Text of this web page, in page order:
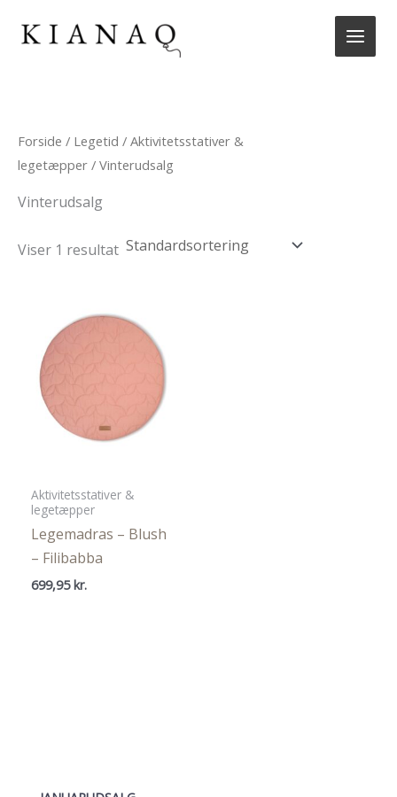
Forside / Legetid / Aktivitetsstativer &
legetæpper / Vinterudsalg
Vinterudsalg
Viser 1 resultat
Aktivitetsstativer &
legetæpper
Legemadras – Blush
– Filibabba
699,95 kr.